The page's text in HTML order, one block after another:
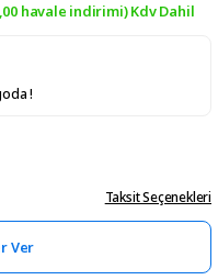
havale indirimi) Kdv Dahil
!
Taksit Seçenekleri
Ver